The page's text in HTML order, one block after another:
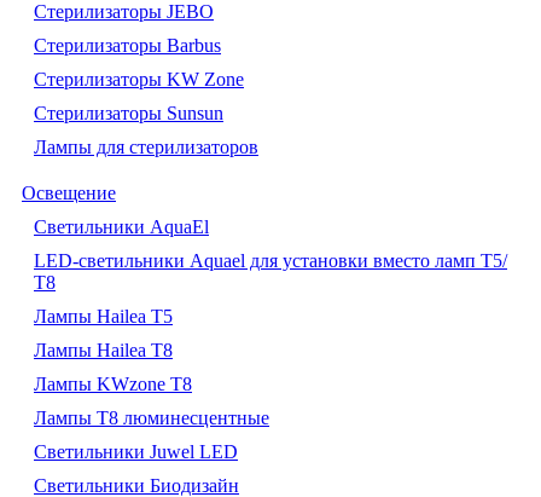
Стерилизаторы JEBO
Стерилизаторы Barbus
Стерилизаторы KW Zone
Стерилизаторы Sunsun
Лампы для стерилизаторов
Освещение
Cветильники AquaEl
LED-светильники Aquael для установки вместо ламп Т5/
Т8
Лампы Hailea Т5
Лампы Hailea Т8
Лампы KWzone Т8
Лампы Т8 люминесцентные
Светильники Juwel LED
Светильники Биодизайн